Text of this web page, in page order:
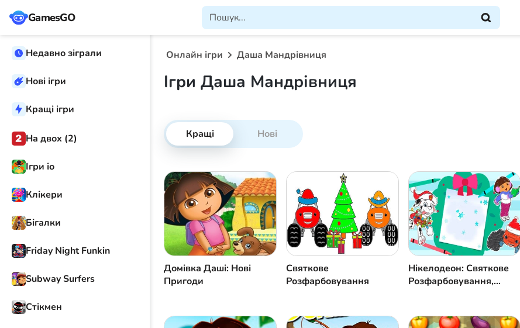
GamesGO
Недавно зіграли
Нові ігри
Кращі ігри
На двох (2)
Ігри іо
Клікери
Бігалки
Friday Night Funkin
Subway Surfers
Стікмен
Онлайн ігри Даша Мандрівниця
Ігри Даша Мандрівниця
Кращі Нові
Домівка Даші: Нові
Пригоди
Святкове
Розфарбовування
Нікелодеон: Святкове
Розфарбовування,